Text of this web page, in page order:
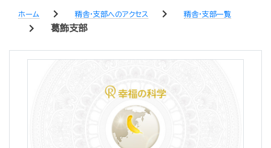
ホーム chevron_right 精舎・支部へのアクセス chevron_right 精舎・支部一覧
chevron_right 葛飾支部